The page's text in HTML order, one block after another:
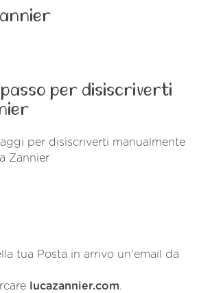
passo per disiscriverti
per disiscriverti manualmente
Zannier
tua Posta in arrivo un'email da
lucazannier.com.